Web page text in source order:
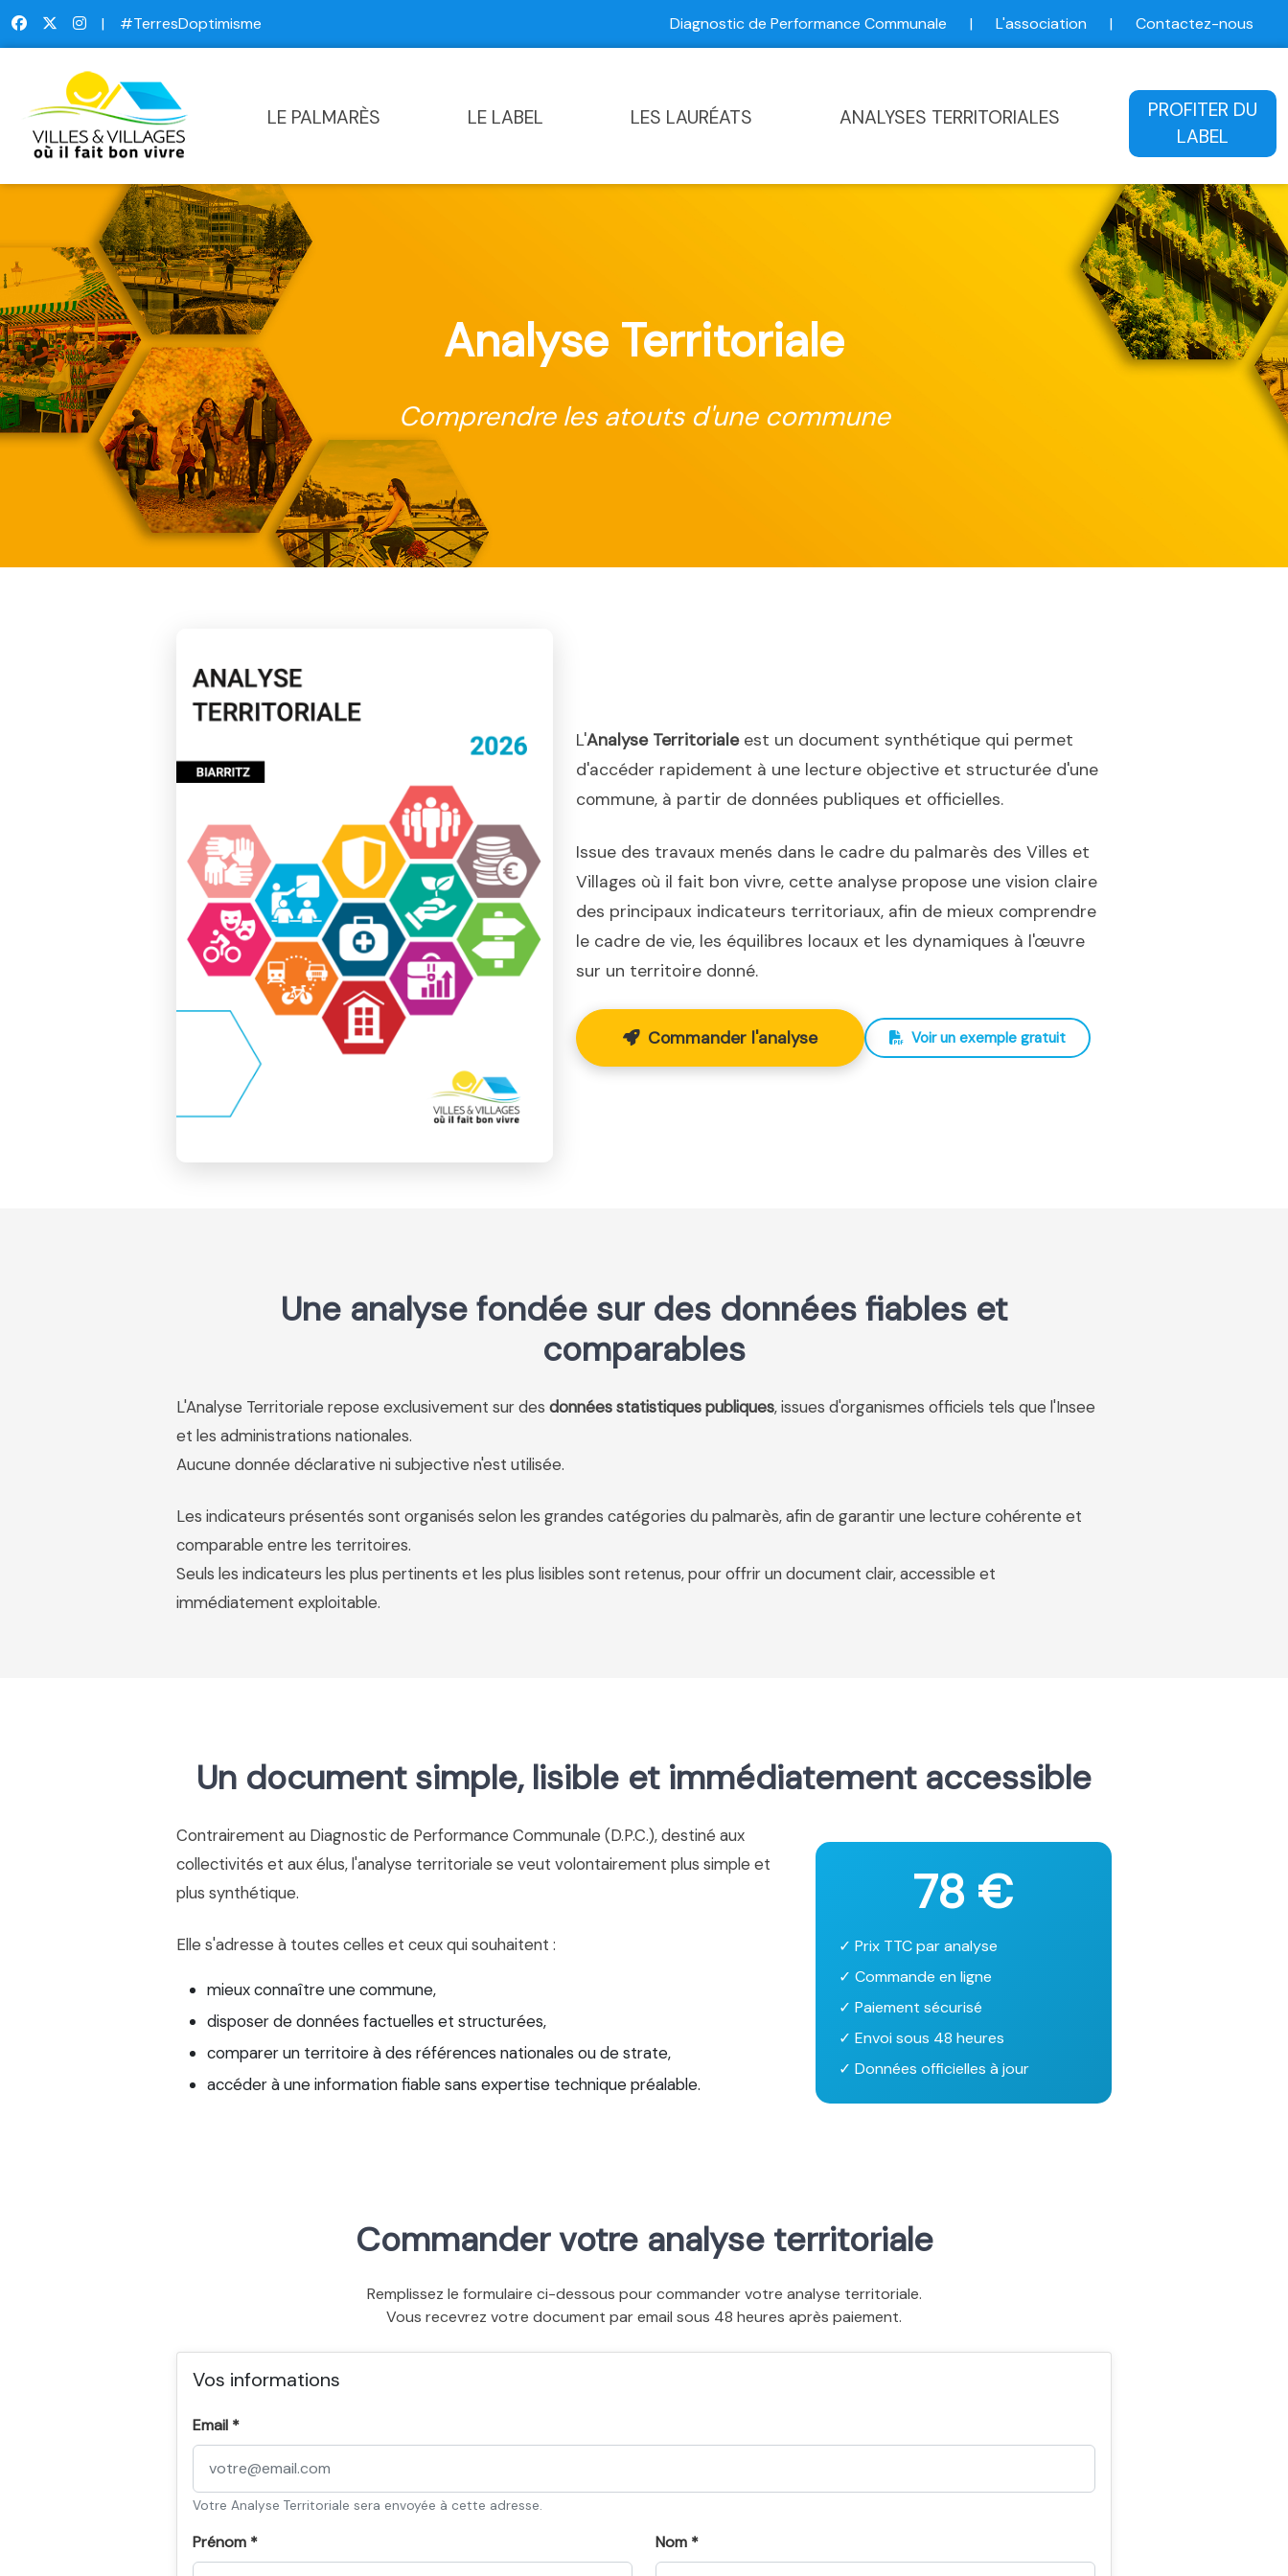
| #TerresDoptimisme Diagnostic de Performance Communale | L'association | Contactez-nous
LE PALMARÈS LE LABEL LES LAURÉATS ANALYSES TERRITORIALES
PROFITER DU
LABEL
Analyse Territoriale
Comprendre les atouts d'une commune
L'Analyse Territorialeest un document synthétique qui permet
d'accéder rapidement à une lecture objective et structurée d'une
commune, à partir de données publiques et officielles.
Issue des travaux menés dans le cadre du palmarès des Villes et
Villages où il fait bon vivre, cette analyse propose une vision claire
des principaux indicateurs territoriaux, afin de mieux comprendre
le cadre de vie, les équilibres locaux et les dynamiques à l'œuvre
sur un territoire donné.
Commander l'analyse Voir un exemple gratuit
Une analyse fondée sur des données fiables et
comparables
L'Analyse Territoriale repose exclusivement sur des données statistiques publiques, issues d'organismes officiels tels que l'Insee
et les administrations nationales.
Aucune donnée déclarative ni subjective n'est utilisée.
Les indicateurs présentés sont organisés selon les grandes catégories du palmarès, afin de garantir une lecture cohérente et
comparable entre les territoires.
Seuls les indicateurs les plus pertinents et les plus lisibles sont retenus, pour offrir un document clair, accessible et
immédiatement exploitable.
Un document simple, lisible et immédiatement accessible
Contrairement au Diagnostic de Performance Communale (D.P.C.), destiné aux
collectivités et aux élus, l'analyse territoriale se veut volontairement plus simple et
plus synthétique.
Elle s'adresse à toutes celles et ceux qui souhaitent :
mieux connaître une commune,
disposer de données factuelles et structurées,
comparer un territoire à des références nationales ou de strate,
accéder à une information fiable sans expertise technique préalable.
78 €
✓ Prix TTC par analyse
✓ Commande en ligne
✓ Paiement sécurisé
✓ Envoi sous 48 heures
✓ Données officielles à jour
Commander votre analyse territoriale
Remplissez le formulaire ci-dessous pour commander votre analyse territoriale.
Vous recevrez votre document par email sous 48 heures après paiement.
Vos informations
Email *
Votre Analyse Territoriale sera envoyée à cette adresse.
Prénom * Nom *